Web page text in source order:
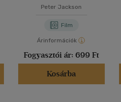
Peter Jackson
Film
Árinformációk
Fogyasztói ár: 699 Ft
Kosárba